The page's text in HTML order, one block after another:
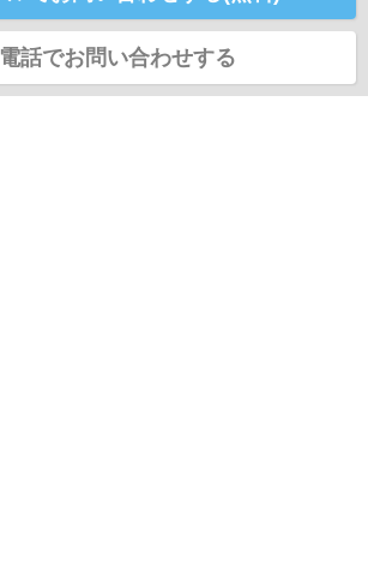
電話でお問い合わせする